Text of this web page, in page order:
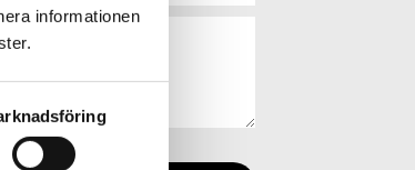
informationen